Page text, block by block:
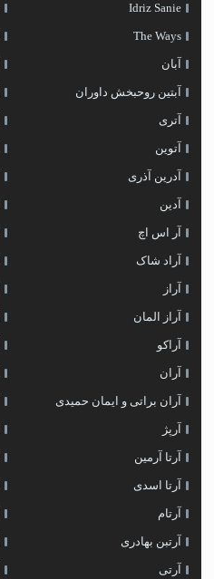
Idriz Sanie
The Ways
آبان
آبتین روحبخش داوران
آتری
آتوین
آدرین آذری
آدین
آر اس اچ
آراد شاک
آراز
آراز المان
آراکو
آران
آران براتی و ایمان حمیدی
آرپژ
آرتا آرمین
آرتا اسدی
آرتام
آرتبن بهادری
آرتی